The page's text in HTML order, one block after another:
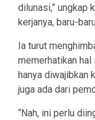
dilunasi,” ungkap
kerjanya, baru-
Ia turut
memerhatikan
hanya diwajibkan
juga ada dari
“Nah, ini perlu